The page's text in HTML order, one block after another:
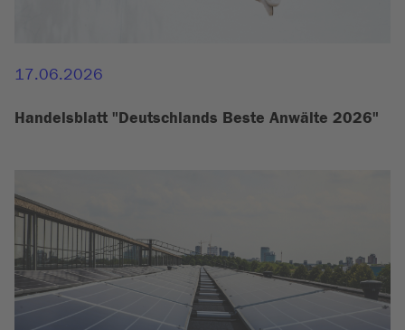
17.06.2026
Handelsblatt "Deutschlands Beste Anwälte 2026"